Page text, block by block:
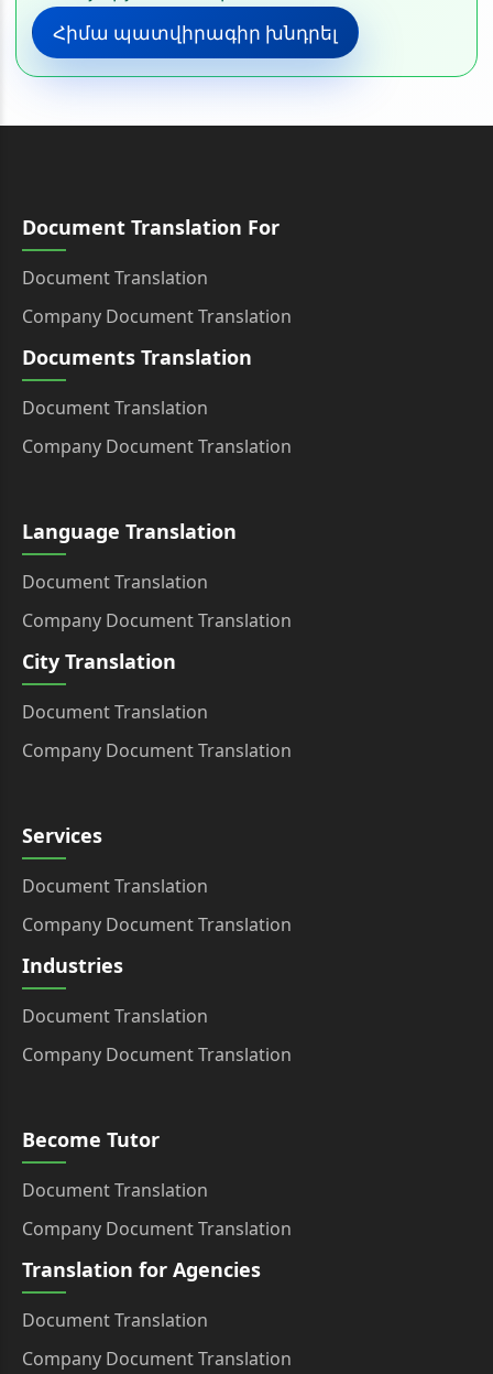
Հիմա պատվիրագիր խնդրել
Document Translation For
Document Translation
Company Document Translation
Documents Translation
Document Translation
Company Document Translation
Language Translation
Document Translation
Company Document Translation
City Translation
Document Translation
Company Document Translation
Services
Document Translation
Company Document Translation
Industries
Document Translation
Company Document Translation
Become Tutor
Document Translation
Company Document Translation
Translation for Agencies
Document Translation
Company Document Translation